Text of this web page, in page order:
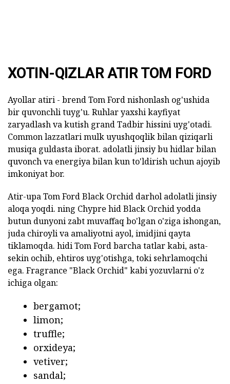
XOTIN-QIZLAR ATIR TOM FORD
Ayollar atiri - brend Tom Ford nishonlash og'ushida
bir quvonchli tuyg'u. Ruhlar yaxshi kayfiyat
zaryadlash va kutish grand Tadbir hissini uyg'otadi.
Common lazzatlari mulk uyushqoqlik bilan qiziqarli
musiqa guldasta iborat. adolatli jinsiy bu hidlar bilan
quvonch va energiya bilan kun to'ldirish uchun ajoyib
imkoniyat bor.
Atir-upa Tom Ford Black Orchid darhol adolatli jinsiy
aloqa yoqdi. ning Chypre hid Black Orchid yodda
butun dunyoni zabt muvaffaq bo'lgan o'ziga ishongan,
juda chiroyli va amaliyotni ayol, imidjini qayta
tiklamoqda. hidi Tom Ford barcha tatlar kabi, asta-
sekin ochib, ehtiros uyg'otishga, toki sehrlamoqchi
ega. Fragrance "Black Orchid" kabi yozuvlarni o'z
ichiga olgan:
bergamot;
limon;
truffle;
orxideya;
vetiver;
sandal;